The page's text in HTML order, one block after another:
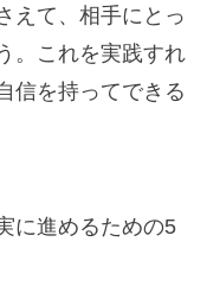
えて、相手にとっ
。これを実践すれ
信を持ってできる
に進めるための5